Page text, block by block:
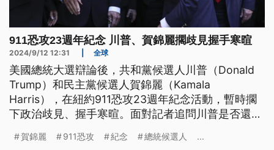
911恐攻23週年紀念 川普、賀錦麗擱歧見握手寒暄
2024/9/12 12:31 全球
美國總統大選辯論後，共和黨候選人川普（Donald
Trump）和民主黨候選人賀錦麗（Kamala
Harris），在紐約911恐攻23週年紀念活動，暫時擱
下政治歧見、握手寒暄。面對記者追問川普是否還會
再比一次，不過如果由國家廣播公司或福斯新聞主
賀錦麗 911恐攻 紀念 總統候選人 ...